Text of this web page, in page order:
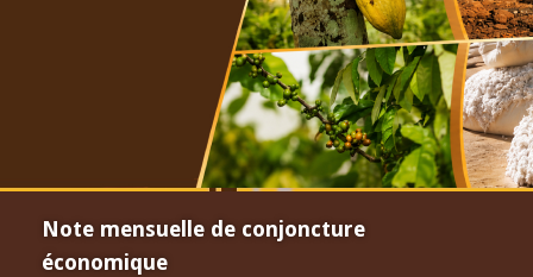
Note mensuelle de conjoncture
économique